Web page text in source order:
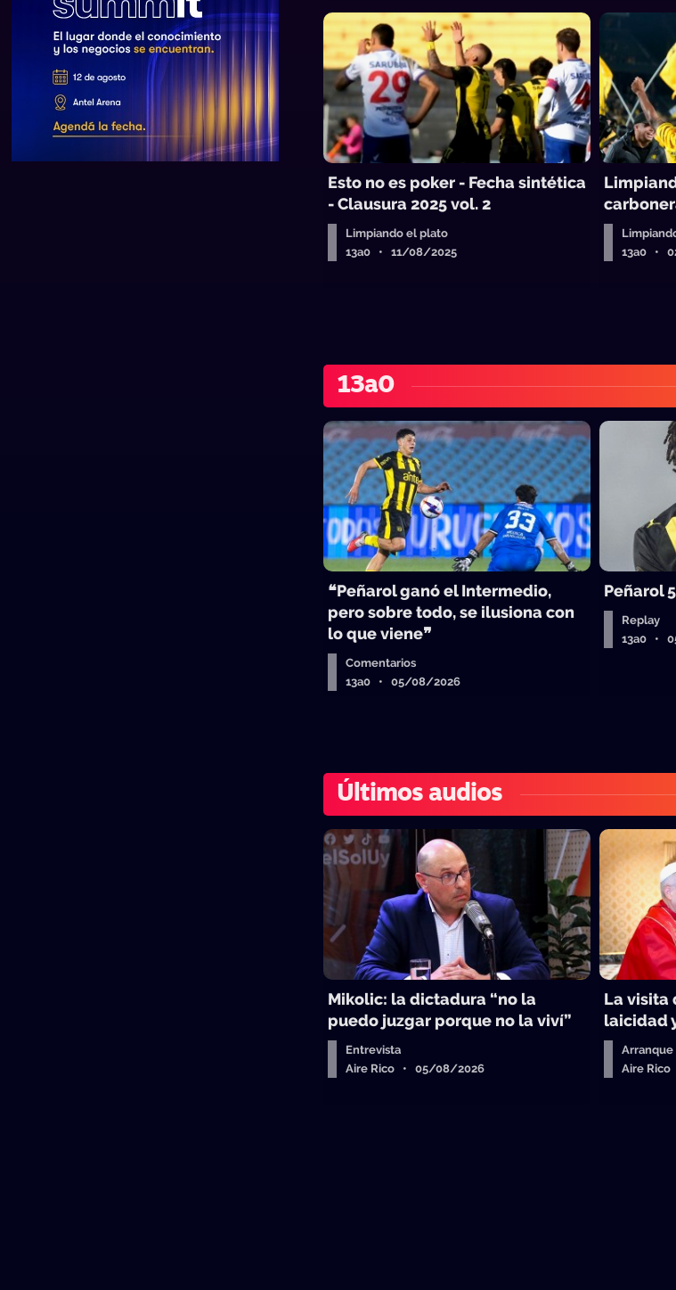
Esto no es poker - Fecha sintética
- Clausura 2025 vol. 2
Limpiando el plato
13a0 • 11/08/2025
13a0 •
13a0
❝Peñarol ganó el Intermedio,
pero sobre todo, se ilusiona con
lo que viene❞
Comentarios
13a0 • 05/08/2026
Peñarol
Replay
13a0 •
Últimos audios
Mikolic: la dictadura “no la
puedo juzgar porque no la viví”
Entrevista
Aire Rico • 05/08/2026
La visita
laicidad
Arranque
Aire